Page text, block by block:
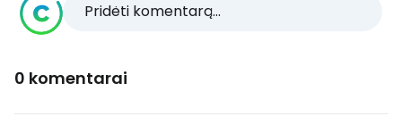
Pridėti komentarą...
0 komentarai